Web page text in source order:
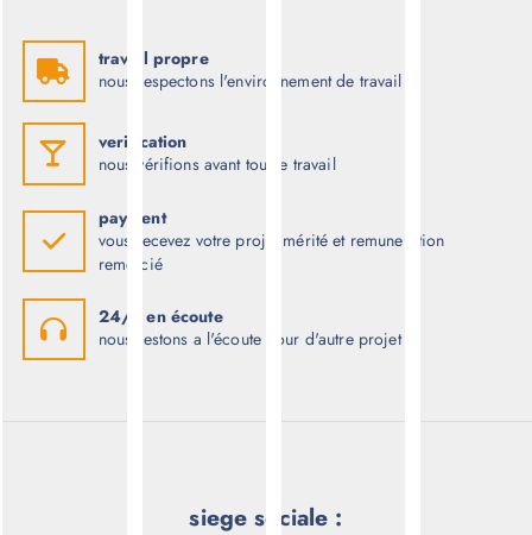
travail propre
nous respectons l'environnement de travail
verification
nous vérifions avant tout le travail
payment
vous recevez votre projet mérité et remuneration
remercié
24/7 en écoute
nous restons a l'écoute pour d'autre projet
siege sociale :